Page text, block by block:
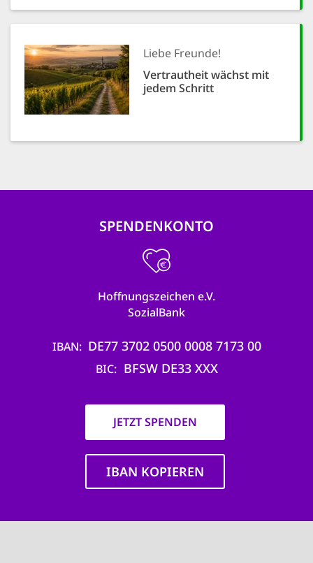
Liebe Freunde!
Vertrautheit wächst mit
jedem Schritt
SPENDENKONTO
Hoffnungszeichen e.V.
SozialBank
IBAN DE77 3702 0500 0008 7173 00
BIC BFSW DE33 XXX
JETZT SPENDEN
IBAN KOPIEREN